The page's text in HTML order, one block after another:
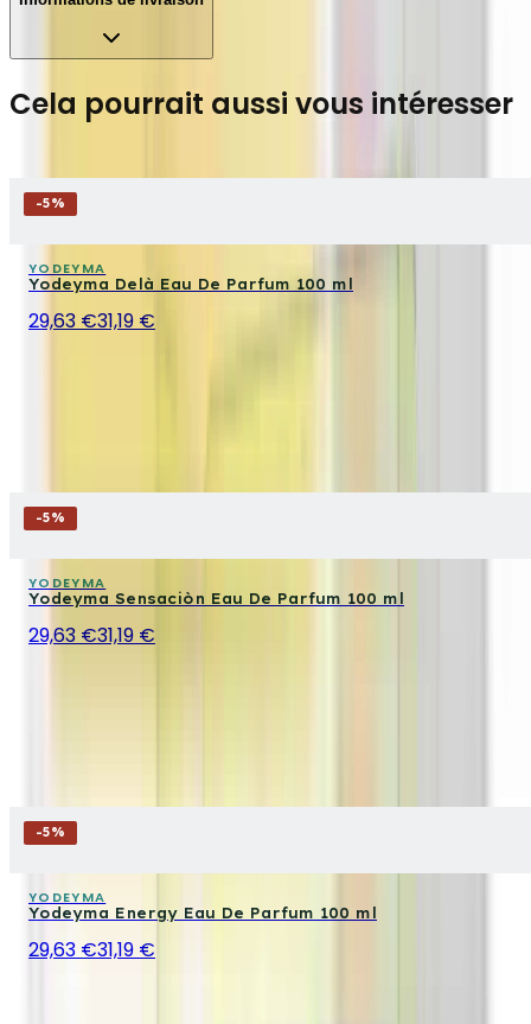
Cela pourrait aussi vous intéresser
-5%
YODEYMA
Yodeyma Delà Eau De Parfum 100 ml
29,63 €31,19 €
-5%
YODEYMA
Yodeyma Sensaciòn Eau De Parfum 100 ml
29,63 €31,19 €
-5%
YODEYMA
Yodeyma Energy Eau De Parfum 100 ml
29,63 €31,19 €